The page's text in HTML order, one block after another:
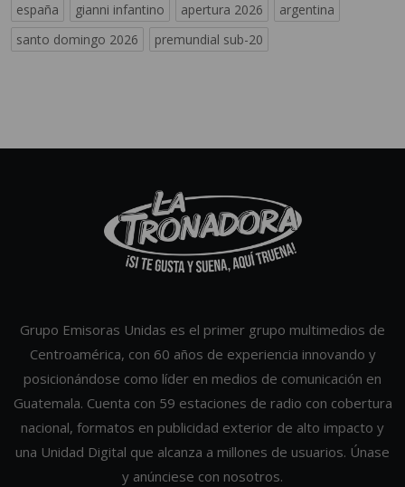
españa
gianni infantino apertura 2026
argentina
santo domingo 2026
premundial sub-20
Grupo Emisoras Unidas es el primer grupo multimedios de
Centroamérica, con 60 años de experiencia innovando y
posicionándose como líder en medios de comunicación en
Guatemala. Cuenta con 59 estaciones de radio con cobertura
nacional, formatos en publicidad exterior de alto impacto y
una Unidad Digital que alcanza a millones de usuarios. Únase
y anúnciese con nosotros.